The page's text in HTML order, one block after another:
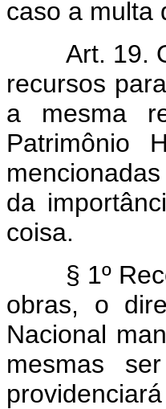
caso a multa
Art. 19.
recursos
a mesma
Patrimônio
da
coisa.
§ 1º
obras, o
Nacional
mesmas